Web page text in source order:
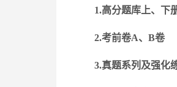
1.高分题库上、下
2.考前卷A、B卷
3.真题系列及强化